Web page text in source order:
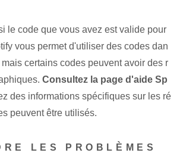
le code que vous avez est valide pour
vous permet d'utiliser des codes dan
certains codes peuvent avoir des r
Consultez la page d'aide Sp
des informations spécifiques sur les ré
peuvent être ⁤utilisés.
LES PROBLÈMES